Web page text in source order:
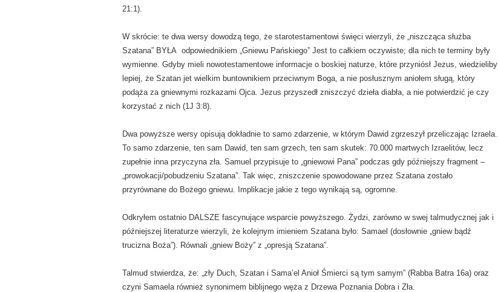
21:1).
W skrócie: te dwa wersy dowodzą tego, że starotestamentowi święci wierzyli, że „niszcząca służba
Szatana” BYŁA odpowiednikiem „Gniewu Pańskiego” Jest to całkiem oczywiste; dla nich te terminy były
wymienne. Gdyby mieli nowotestamentowe informacje o boskiej naturze, które przyniósł Jezus, wiedzieliby
lepiej, że Szatan jet wielkim buntownikiem przeciwnym Boga, a nie posłusznym aniołem sługą, który
podąża za gniewnymi rozkazami Ojca. Jezus przyszedł zniszczyć dzieła diabła, a nie potwierdzić je czy
korzystać z nich (1J 3:8).
Dwa powyższe wersy opisują dokładnie to samo zdarzenie, w którym Dawid zgrzeszył przeliczając Izraela.
To samo zdarzenie, ten sam Dawid, ten sam grzech, ten sam skutek: 70.000 martwych Izraelitów, lecz
zupełnie inna przyczyna zła. Samuel przypisuje to „gniewowi Pana” podczas gdy późniejszy fragment –
„prowokacji/pobudzeniu Szatana”. Tak więc, zniszczenie spowodowane przez Szatana zostało
przyrównane do Bożego gniewu. Implikacje jakie z tego wynikają są, ogromne.
Odkryłem ostatnio DALSZE fascynujące wsparcie powyższego. Żydzi, zarówno w swej talmudycznej jak i
późniejszej literaturze wierzyli, że kolejnym imieniem Szatana było: Samael (dosłownie „gniew bądź
trucizna Boża”). Równali „gniew Boży” z „opresją Szatana”.
Talmud stwierdza, że: „zły Duch, Szatan i Sama’el Anioł Śmierci są tym samym” (Rabba Batra 16a) oraz
czyni Samaela również synonimem biblijnego węża z Drzewa Poznania Dobra i Zła.